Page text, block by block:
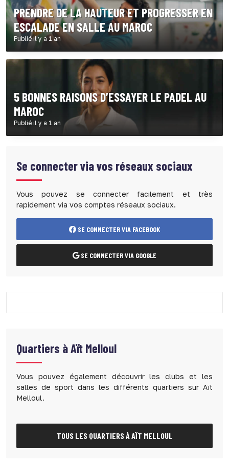
PRENDRE DE LA HAUTEUR ET PROGRESSER EN
ESCALADE EN SALLE AU MAROC
Publié il y a 1 an
5 BONNES RAISONS D’ESSAYER LE PADEL AU
MAROC
Publié il y a 1 an
Se connecter via vos réseaux sociaux
Vous pouvez se connecter facilement et très
rapidement via vos comptes réseaux sociaux.
SE CONNECTER VIA FACEBOOK
SE CONNECTER VIA GOOGLE
Quartiers àAït Melloul
Vous pouvez également découvrir les clubs et les
salles de sport dans les différents quartiers sur Aït
Melloul.
TOUS LES QUARTIERS À AÏT MELLOUL